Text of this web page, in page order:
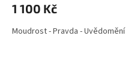
1 100 Kč
Moudrost - Pravda - Uvědomění